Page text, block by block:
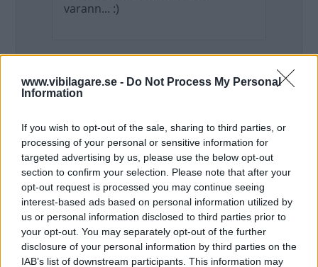
www.vibilagare.se - Do Not Process My Personal
Information
If you wish to opt-out of the sale, sharing to third parties, or
processing of your personal or sensitive information for
targeted advertising by us, please use the below opt-out
section to confirm your selection. Please note that after your
opt-out request is processed you may continue seeing
interest-based ads based on personal information utilized by
us or personal information disclosed to third parties prior to
your opt-out. You may separately opt-out of the further
disclosure of your personal information by third parties on the
IAB’s list of downstream participants. This information may
varann... :)
Tror det minst lika mycket handlar om
prioriteringar som om ekonomiska
muskler.
Man läser ju hur en del här har MC,
båtar, husvagn eller semesterhus, och
sen sitter och skriver att de tycker elbil
kostar för mycket. Då kanske det mer är
prion som skiftar snarare än
plånboken.
Uppdaterat: 2021-05-15 18:31